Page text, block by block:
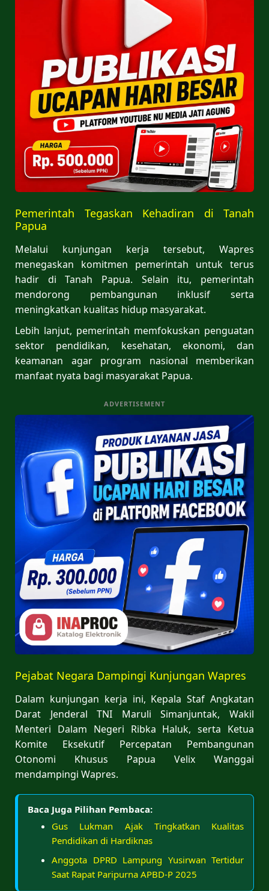
Pemerintah Tegaskan Kehadiran di Tanah
Papua
Melalui kunjungan kerja tersebut, Wapres
menegaskan komitmen pemerintah untuk terus
hadir di Tanah Papua. Selain itu, pemerintah
mendorong pembangunan inklusif serta
meningkatkan kualitas hidup masyarakat.
Lebih lanjut, pemerintah memfokuskan penguatan
sektor pendidikan, kesehatan, ekonomi, dan
keamanan agar program nasional memberikan
manfaat nyata bagi masyarakat Papua.
ADVERTISEMENT
Pejabat Negara Dampingi Kunjungan Wapres
Dalam kunjungan kerja ini, Kepala Staf Angkatan
Darat Jenderal TNI Maruli Simanjuntak, Wakil
Menteri Dalam Negeri Ribka Haluk, serta Ketua
Komite Eksekutif Percepatan Pembangunan
Otonomi Khusus Papua Velix Wanggai
mendampingi Wapres.
Baca Juga Pilihan Pembaca:
Gus Lukman Ajak Tingkatkan Kualitas
Pendidikan di Hardiknas
Anggota DPRD Lampung Yusirwan Tertidur
Saat Rapat Paripurna APBD-P 2025